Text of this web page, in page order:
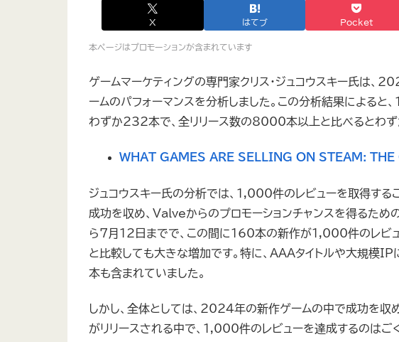
X はてブ Pocket
本ページはプロモーションが含まれています
ゲームマーケティングの専門家クリス・ジュコウスキー氏は
ームのパフォーマンスを分析しました。この分析結果による
わずか232本で、全リリース数の8000本以上と比べるとわず
WHAT GAMES ARE SELLING ON STEAM: THE
ジュコウスキー氏の分析では、1,000件のレビューを取得する
成功を収め、Valveからのプロモーションチャンスを得るた
ら7月12日までで、この間に160本の新作が1,000件のレビ
と比較しても大きな増加です。特に、AAAタイトルや大規模IP
本も含まれていました。
しかし、全体としては、2024年の新作ゲームの中で成功を
がリリースされる中で、1,000件のレビューを達成するのはご